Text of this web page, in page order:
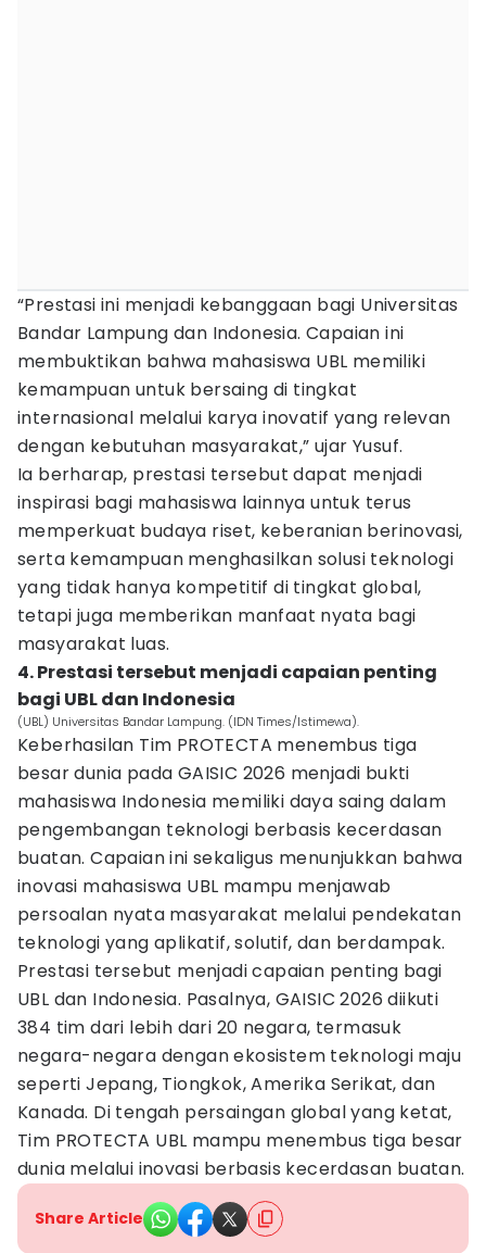
“Prestasi ini menjadi kebanggaan bagi Universitas
Bandar Lampung dan Indonesia. Capaian ini
membuktikan bahwa mahasiswa UBL memiliki
kemampuan untuk bersaing di tingkat
internasional melalui karya inovatif yang relevan
dengan kebutuhan masyarakat,” ujar Yusuf.
Ia berharap, prestasi tersebut dapat menjadi
inspirasi bagi mahasiswa lainnya untuk terus
memperkuat budaya riset, keberanian berinovasi,
serta kemampuan menghasilkan solusi teknologi
yang tidak hanya kompetitif di tingkat global,
tetapi juga memberikan manfaat nyata bagi
masyarakat luas.
4. Prestasi tersebut menjadi capaian penting
bagi UBL dan Indonesia
(UBL) Universitas Bandar Lampung. (IDN Times/Istimewa).
Keberhasilan Tim PROTECTA menembus tiga
besar dunia pada GAISIC 2026 menjadi bukti
mahasiswa Indonesia memiliki daya saing dalam
pengembangan teknologi berbasis kecerdasan
buatan. Capaian ini sekaligus menunjukkan bahwa
inovasi mahasiswa UBL mampu menjawab
persoalan nyata masyarakat melalui pendekatan
teknologi yang aplikatif, solutif, dan berdampak.
Prestasi tersebut menjadi capaian penting bagi
UBL dan Indonesia. Pasalnya, GAISIC 2026 diikuti
384 tim dari lebih dari 20 negara, termasuk
negara-negara dengan ekosistem teknologi maju
seperti Jepang, Tiongkok, Amerika Serikat, dan
Kanada. Di tengah persaingan global yang ketat,
Tim PROTECTA UBL mampu menembus tiga besar
dunia melalui inovasi berbasis kecerdasan buatan.
Share Article